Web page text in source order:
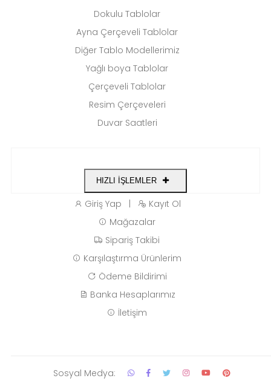
Dokulu Tablolar
Ayna Çerçeveli Tablolar
Diğer Tablo Modellerimiz
Yağlı boya Tablolar
Çerçeveli Tablolar
Resim Çerçeveleri
Duvar Saatleri
HIZLI İŞLEMLER
Giriş Yap |
Kayıt Ol
Mağazalar
Sipariş Takibi
Karşılaştırma Ürünlerim
Ödeme Bildirimi
Banka Hesaplarımız
İletişim
Sosyal Medya: